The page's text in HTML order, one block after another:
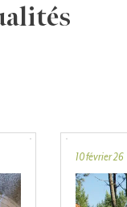
10 février 26